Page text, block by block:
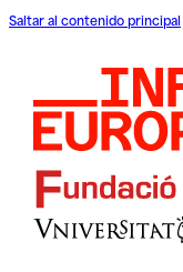
Saltar al contenido principal